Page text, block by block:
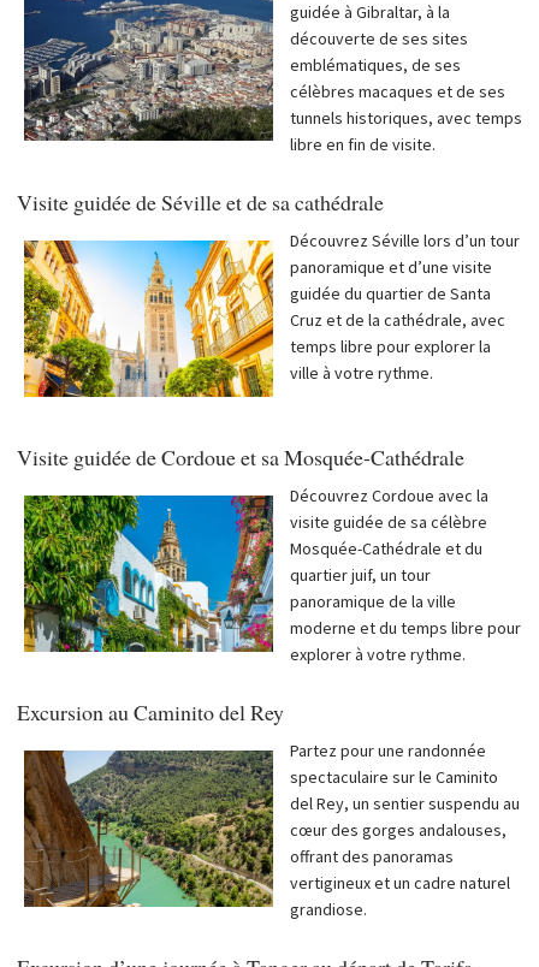
guidée à Gibraltar, à la
découverte de ses sites
emblématiques, de ses
célèbres macaques et de ses
tunnels historiques, avec temps
libre en fin de visite.
Visite guidée de Séville et de sa cathédrale
Découvrez Séville lors d’un tour
panoramique et d’une visite
guidée du quartier de Santa
Cruz et de la cathédrale, avec
temps libre pour explorer la
ville à votre rythme.
Visite guidée de Cordoue et sa Mosquée-Cathédrale
Découvrez Cordoue avec la
visite guidée de sa célèbre
Mosquée-Cathédrale et du
quartier juif, un tour
panoramique de la ville
moderne et du temps libre pour
explorer à votre rythme.
Excursion au Caminito del Rey
Partez pour une randonnée
spectaculaire sur le Caminito
del Rey, un sentier suspendu au
cœur des gorges andalouses,
offrant des panoramas
vertigineux et un cadre naturel
grandiose.